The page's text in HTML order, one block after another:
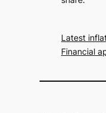
Latest
Financial